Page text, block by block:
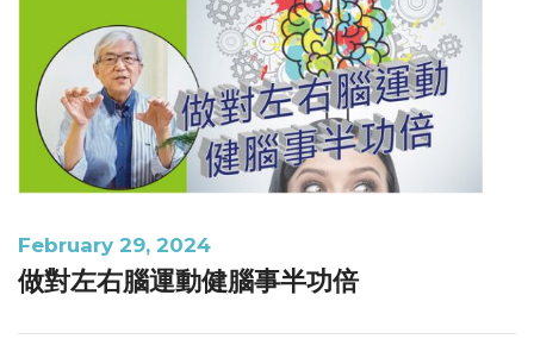
February 29, 2024
做對左右腦運動健腦事半功倍